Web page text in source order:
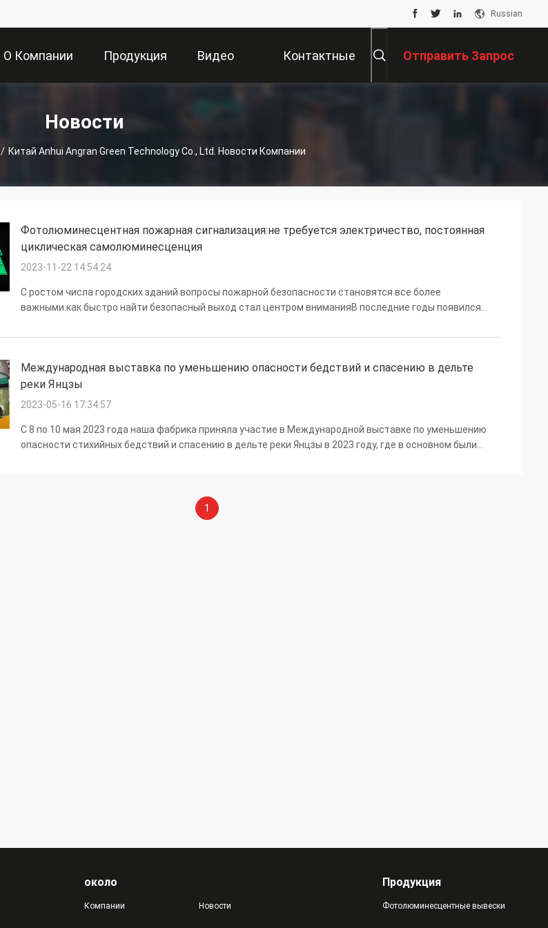
Russian
О Компании Продукция Видео Контактные Отправить Запрос
Новости
/ Китай Anhui Angran Green Technology Co., Ltd. Новости Компании
Фотолюминесцентная пожарная сигнализация:не требуется электричество, постоянная
циклическая самолюминесценция
2023-11-22 14:54:24
С ростом числа городских зданий вопросы пожарной безопасности становятся все более
важными.как быстро найти безопасный выход стал центром вниманияВ последние годы появился
противопожарной безопасности.который извес...
Международная выставка по уменьшению опасности бедствий и спасению в дельте
реки Янцзы
2023-05-16 17:34:57
С 8 по 10 мая 2023 года наша фабрика приняла участие в Международной выставке по уменьшению
опасности стихийных бедствий и спасению в дельте реки Янцзы в 2023 году, где в основном были
1
около
Компании Новости
Продукция
Фотолюминесцентные вывески